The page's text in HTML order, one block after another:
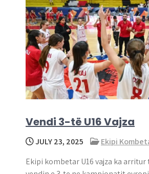
Vendi 3-të U16 Vajza
JULY 23, 2025
Ekipi
Ekipi kombetar U16 vajza ka